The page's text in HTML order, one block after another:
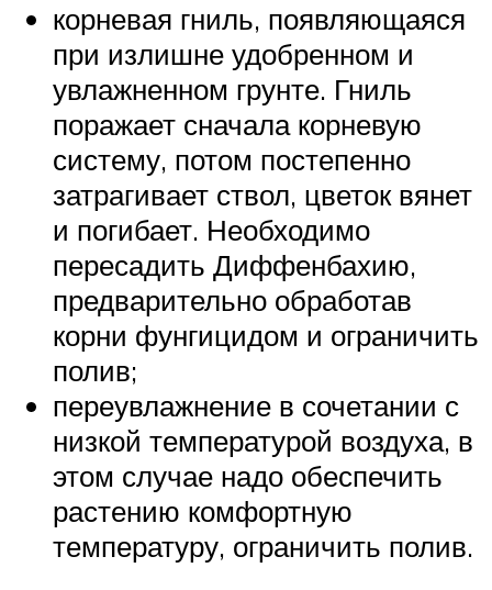
корневая гниль, появляющаяся
при излишне удобренном и
увлажненном грунте. Гниль
поражает сначала корневую
систему, потом постепенно
затрагивает ствол, цветок вянет
и погибает. Необходимо
пересадить Диффенбахию,
предварительно обработав
корни фунгицидом и ограничить
полив;
переувлажнение в сочетании с
низкой температурой воздуха, в
этом случае надо обеспечить
растению комфортную
температуру, ограничить полив.